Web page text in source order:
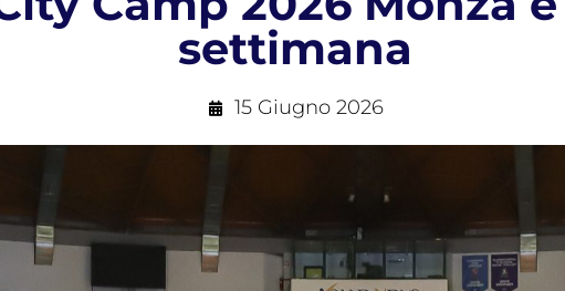
settimana
15 Giugno 2026